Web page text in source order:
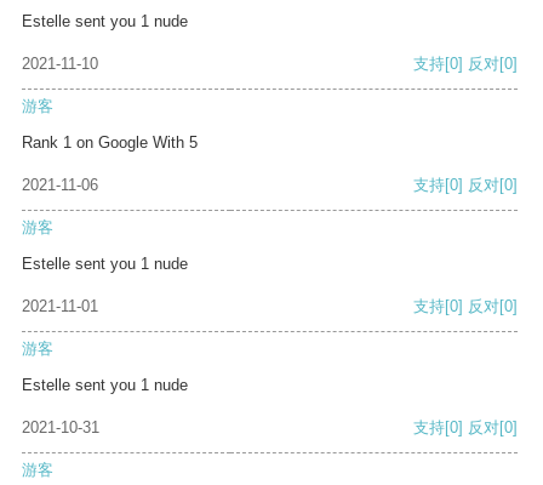
Estelle sent you 1 nude
2021-11-10 支持[0] 反对[0]
游客
Rank 1 on Google With 5
2021-11-06 支持[0] 反对[0]
游客
Estelle sent you 1 nude
2021-11-01 支持[0] 反对[0]
游客
Estelle sent you 1 nude
2021-10-31 支持[0] 反对[0]
游客